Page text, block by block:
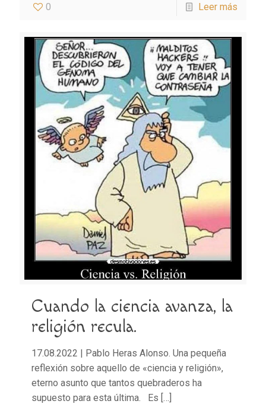
0 Leer más
Cuando la ciencia avanza, la
religión recula.
17.08.2022 | Pablo Heras Alonso. Una pequeña
reflexión sobre aquello de «ciencia y religión»,
eterno asunto que tantos quebraderos ha
supuesto para esta última. Es […]